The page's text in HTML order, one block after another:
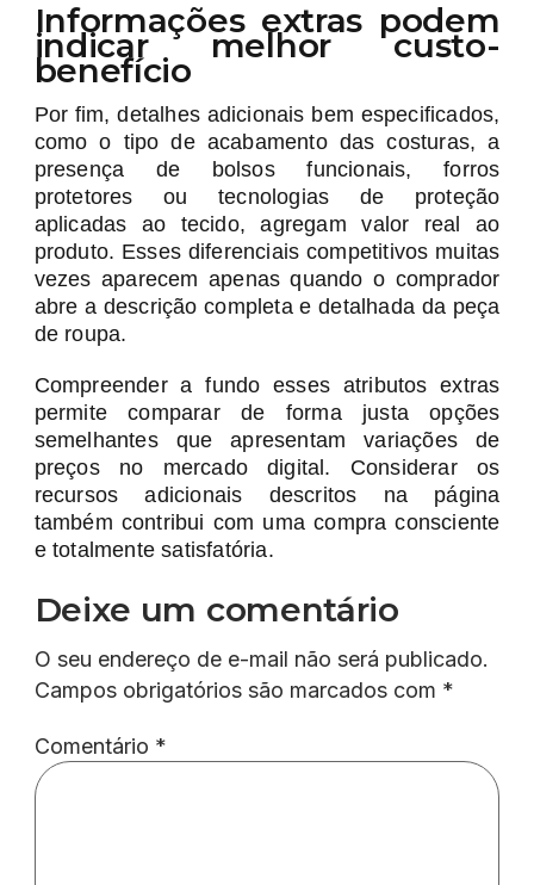
Informações extras podem
indicar melhor custo-
benefício
Por fim, detalhes adicionais bem especificados,
como o tipo de acabamento das costuras, a
presença de bolsos funcionais, forros
protetores ou tecnologias de proteção
aplicadas ao tecido, agregam valor real ao
produto. Esses diferenciais competitivos muitas
vezes aparecem apenas quando o comprador
abre a descrição completa e detalhada da peça
de roupa.
Compreender a fundo esses atributos extras
permite comparar de forma justa opções
semelhantes que apresentam variações de
preços no mercado digital. Considerar os
recursos adicionais descritos na página
também contribui com uma compra consciente
e totalmente satisfatória.
Deixe um comentário
O seu endereço de e-mail não será publicado.
Campos obrigatórios são marcados com *
Comentário *